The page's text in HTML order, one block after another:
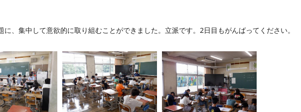
、集中して意欲的に取り組むことができました。立派です。2日目もがんばってください。